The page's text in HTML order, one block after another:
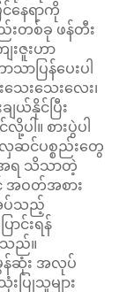
နေရာကို
းတစ်ခု ဖန်တီး
းဇူးဟာ
ပြန်ပေးပါ
ေးသေးလေး၊
ယ်နိုင်ပြီး
ါ။ စားပွဲပါ
လှဆင်ပစ္စည်းတွေ
အရ သိသာတဲ့
အဝတ်အစား
ပ်သည့်
ာင်းရန်
သည်။
န်ဆုံး အလုပ်
ပြုသူများ